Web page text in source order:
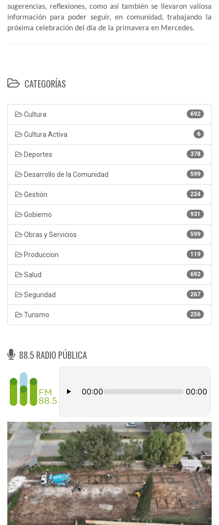
sugerencias, reflexiones, como así también se llevaron valiosa
información para poder seguir, en comunidad, trabajando la
próxima celebración del día de la primavera en Mercedes.
CATEGORÍAS
692
Cultura
6
Cultura Activa
378
Deportes
599
Desarrollo de la Comunidad
224
Gestión
931
Gobierno
599
Obras y Servicios
119
Produccion
692
Salud
267
Seguridad
256
Turismo
88.5 RADIO PÚBLICA